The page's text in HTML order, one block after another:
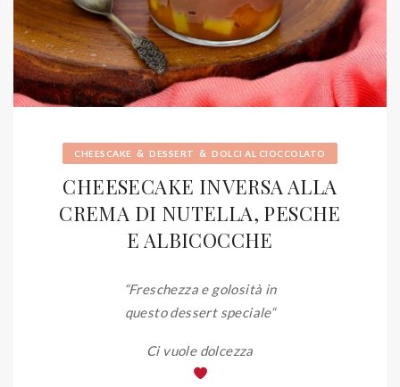
CHEESCAKE & DESSERT & DOLCI AL CIOCCOLATO
CHEESECAKE INVERSA ALLA
CREMA DI NUTELLA, PESCHE
E ALBICOCCHE
“Freschezza e golosità in
questo dessert speciale“
Ci vuole dolcezza